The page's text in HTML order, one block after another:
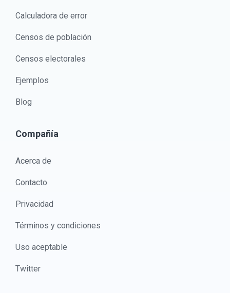
Calculadora de error
Censos de población
Censos electorales
Ejemplos
Blog
Compañía
Acerca de
Contacto
Privacidad
Términos y condiciones
Uso aceptable
Twitter